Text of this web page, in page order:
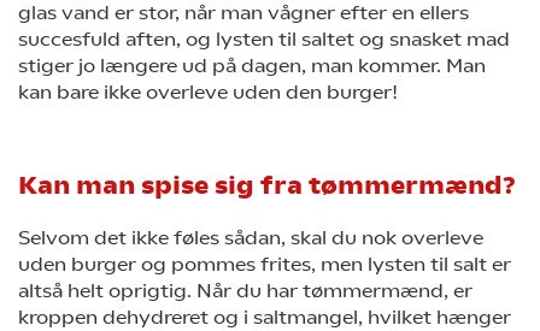
glas vand er stor, når man vågner efter en ellers
succesfuld aften, og lysten til saltet og snasket mad
stiger jo længere ud på dagen, man kommer. Man
kan bare ikke overleve uden den burger!
Kan man spise sig fra tømmermænd?
Selvom det ikke føles sådan, skal du nok overleve
uden burger og pommes frites, men lysten til salt er
altså helt oprigtig. Når du har tømmermænd, er
kroppen dehydreret og i saltmangel, hvilket hænger